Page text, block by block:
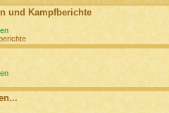
und Kampfberichte